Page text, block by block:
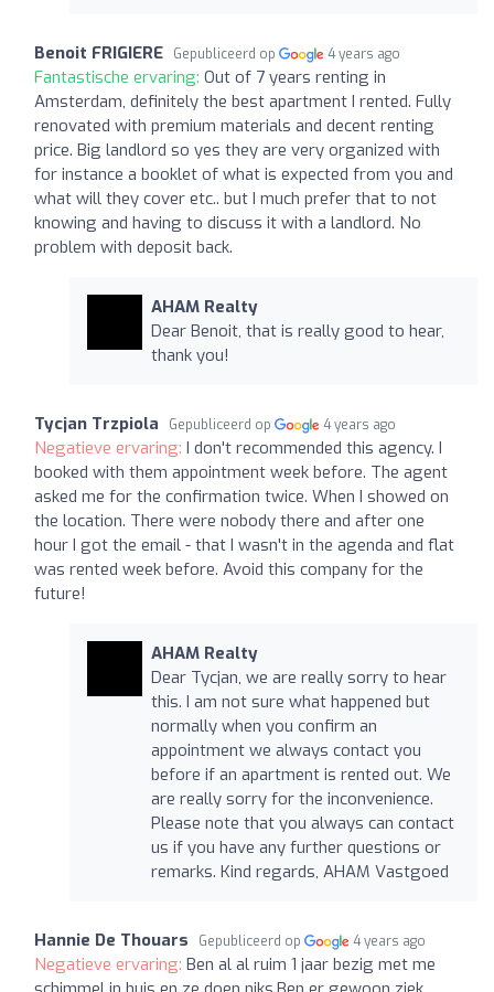
Benoit FRIGIERE Gepubliceerd op 4 years ago
Fantastische ervaring: Out of 7 years renting in
Amsterdam, definitely the best apartment I rented. Fully
renovated with premium materials and decent renting
price. Big landlord so yes they are very organized with
for instance a booklet of what is expected from you and
what will they cover etc.. but I much prefer that to not
knowing and having to discuss it with a landlord. No
problem with deposit back.
AHAM Realty
Dear Benoit, that is really good to hear,
thank you!
Tycjan Trzpiola Gepubliceerd op 4 years ago
Negatieve ervaring: I don't recommended this agency. I
booked with them appointment week before. The agent
asked me for the confirmation twice. When I showed on
the location. There were nobody there and after one
hour I got the email - that I wasn't in the agenda and flat
was rented week before. Avoid this company for the
future!
AHAM Realty
Dear Tycjan, we are really sorry to hear
this. I am not sure what happened but
normally when you confirm an
appointment we always contact you
before if an apartment is rented out. We
are really sorry for the inconvenience.
Please note that you always can contact
us if you have any further questions or
remarks. Kind regards, AHAM Vastgoed
Hannie De Thouars Gepubliceerd op 4 years ago
Negatieve ervaring: Ben al al ruim 1 jaar bezig met me